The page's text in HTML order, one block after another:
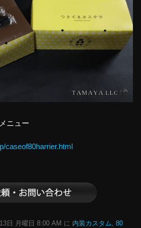
ニュー
caseof80harrier.html
日 月曜日 8:00 AM に 内装カスタム, 80